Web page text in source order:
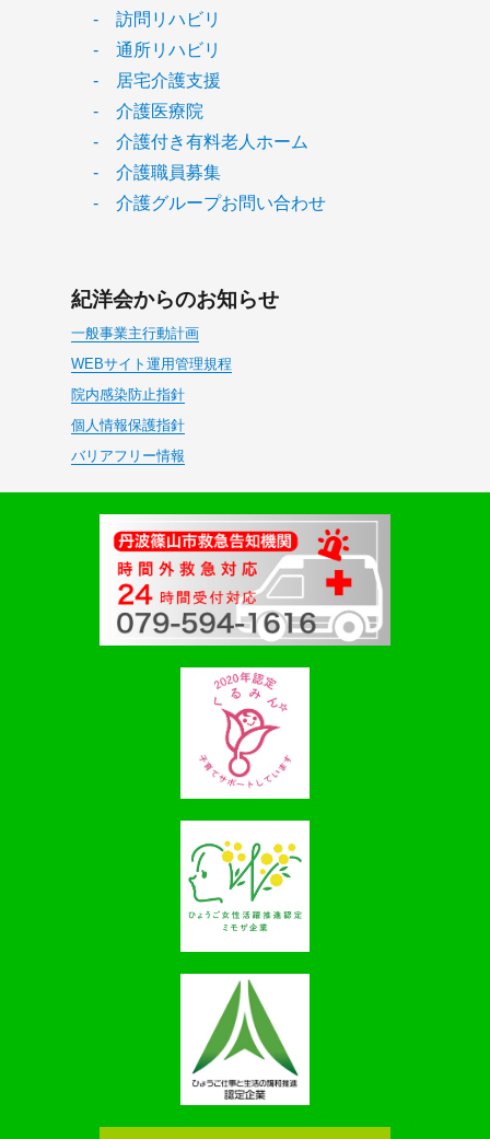
- 訪問リハビリ
- 通所リハビリ
- 居宅介護支援
- 介護医療院
- 介護付き有料老人ホーム
- 介護職員募集
- 介護グループお問い合わせ
紀洋会からのお知らせ
一般事業主行動計画
WEBサイト運用管理規程
院内感染防止指針
個人情報保護指針
バリアフリー情報